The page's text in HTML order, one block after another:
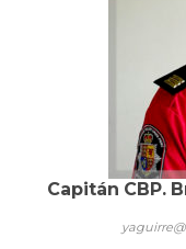
Capitán CBP.